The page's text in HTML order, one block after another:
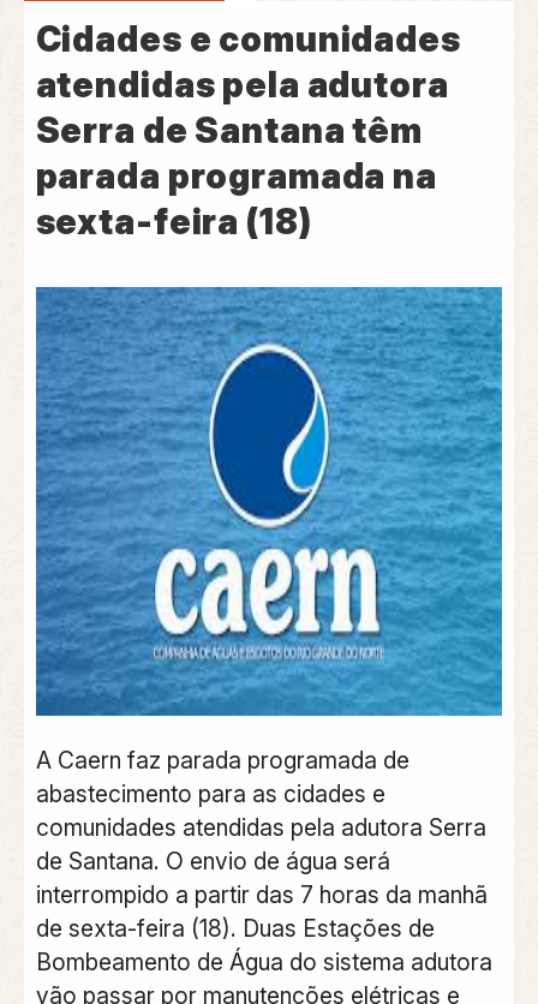
Cidades e comunidades
atendidas pela adutora
Serra de Santana têm
parada programada na
sexta-feira (18)
A Caern faz parada programada de
abastecimento para as cidades e
comunidades atendidas pela adutora Serra
de Santana. O envio de água será
interrompido a partir das 7 horas da manhã
de sexta-feira (18). Duas Estações de
Bombeamento de Água do sistema adutora
vão passar por manutenções elétricas e